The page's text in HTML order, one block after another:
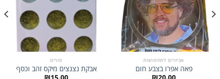
אביזרים לתחפושות
פאה אפרו בצבע חום
פורים
אבקת נצנצים מיקס זהב וכסף